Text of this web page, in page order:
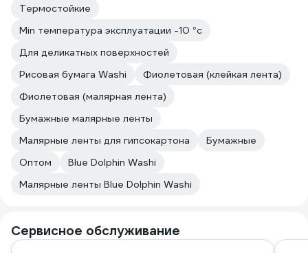
Термостойкие
Min температура эксплуатации -10 °с
Для деликатных поверхностей
Рисовая бумага Washi
Фиолетовая (клейкая лента)
Фиолетовая (малярная лента)
Бумажные малярные ленты
Малярные ленты для гипсокартона
Бумажные
Оптом
Blue Dolphin Washi
Малярные ленты Blue Dolphin Washi
Сервисное обслуживание